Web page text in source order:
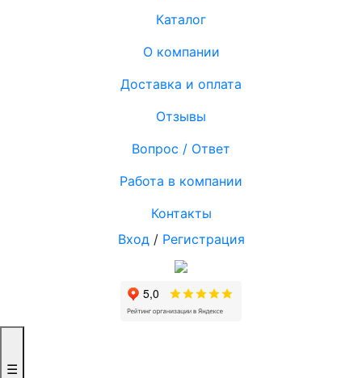
Каталог
О компании
Доставка и оплата
Отзывы
Вопрос / Ответ
Работа в компании
Контакты
Вход/ Регистрация
☰